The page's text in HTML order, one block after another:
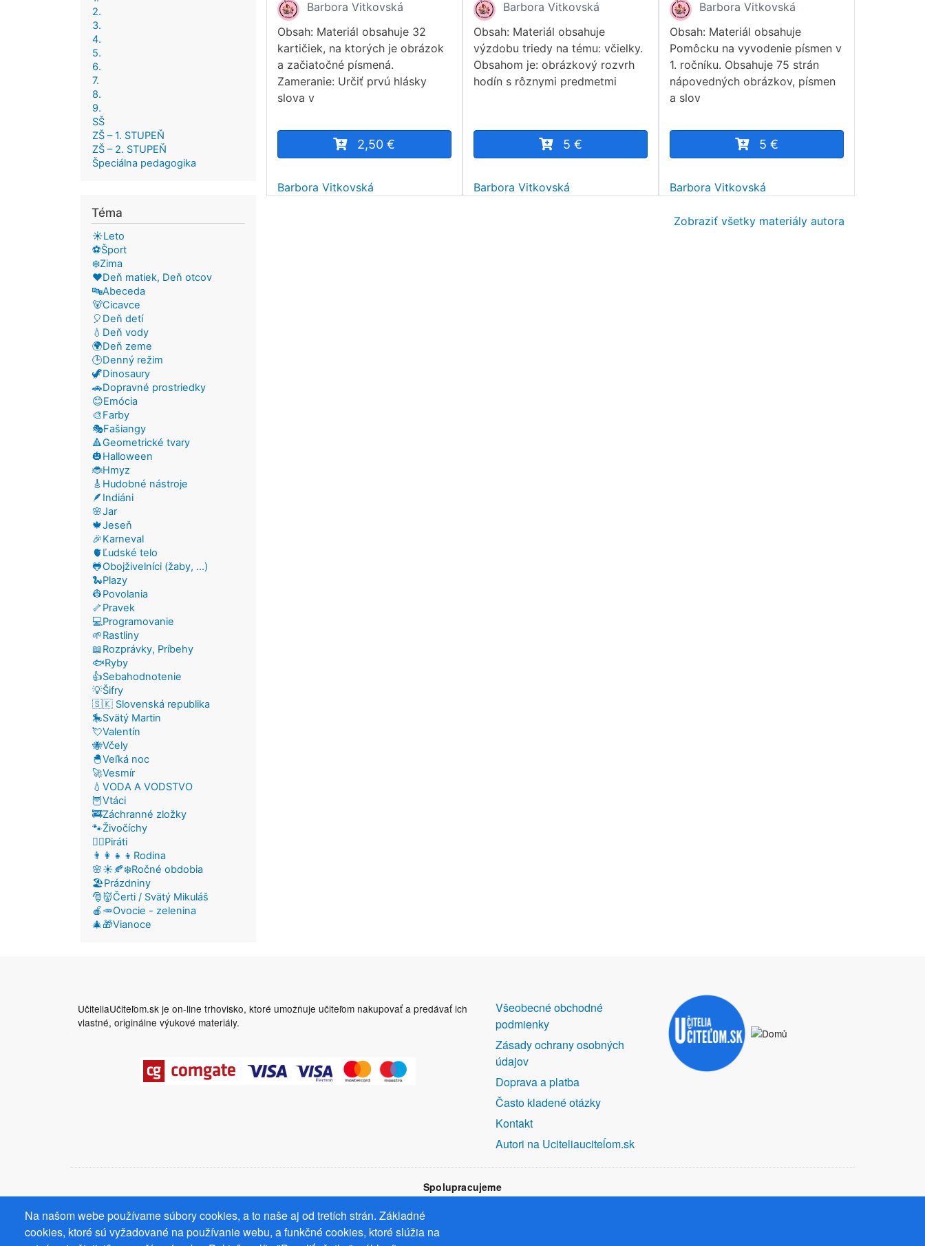
Barbora Vitkovská
Obsah: Materiál obsahuje 32
kartičiek, na ktorých je obrázok
a začiatočné písmená.
Zameranie: Určiť prvú hlásky
slova v
2,50 €
Barbora Vitkovská
Barbora Vitkovská
Obsah: Materiál obsahuje
výzdobu triedy na tému: včielky.
Obsahom je: obrázkový rozvrh
hodín s rôznymi predmetmi
5 €
Barbora Vitkovská
Barbora Vitkovská
Obsah: Materiál obsahuje
Pomôcku na vyvodenie písmen v
1. ročníku. Obsahuje 75 strán
nápovedných obrázkov, písmen
a slov
5 €
Barbora Vitkovská
Zobraziť všetky materiály autora
2.
3.
4.
5.
6.
7.
8.
9.
SŠ
ZŠ – 1. STUPEŇ
ZŠ – 2. STUPEŇ
Špeciálna pedagogika
Téma
☀️Leto
⚽Šport
❄️Zima
❤️Deň matiek, Deň otcov
🔤Abeceda
🐻Cicavce
🎈Deň detí
💧Deň vody
🌍Deň zeme
🕒Denný režim
🦖Dinosaury
🚗Dopravné prostriedky
😊Emócia
🎨Farby
🎭Fašiangy
🔺Geometrické tvary
🎃Halloween
🐞Hmyz
🎸Hudobné nástroje
🪶Indiáni
🌸Jar
🍁Jeseň
🎉Karneval
🫀Ľudské telo
🐸Obojživelníci (žaby, ...)
🐍Plazy
👷Povolania
🦴Pravek
💻Programovanie
🌱Rastliny
📖Rozprávky, Príbehy
🐟Ryby
👍Sebahodnotenie
💡Šifry
🇸🇰 Slovenská republika
🎠Svätý Martin
💘Valentín
🐝Včely
🐣Veľká noc
🚀Vesmír
💧VODA A VODSTVO
🦉Vtáci
🚒Záchranné zložky
🐾Živočíchy
🏴‍☠️Piráti
👨‍👩‍👧‍👦Rodina
🌸☀️🍂❄️Ročné obdobia
🏖️Prázdniny
🎅👹Čerti / Svätý Mikuláš
🍎🥕Ovocie - zelenina
🎄🎁Vianoce
UčiteliaUčiteľom.sk je on-line trhovisko, ktoré umožňuje učiteľom nakupovať a predávať ich
vlastné, originálne výukové materiály.
Na našom webe používame súbory cookies, a to naše aj od tretích strán. Základné
cookies, ktoré sú vyžadované na používanie webu, a funkčné cookies, ktoré slúžia na
DALŠÍ
ODKAZY
Všeobecné obchodné
podmienky
Zásady ochrany osobných
údajov
Doprava a platba
Často kladené otázky
Kontakt
Autori na Uciteliauciteĺom.sk
Spolupracujeme